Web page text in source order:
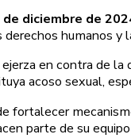
de diciembre de
humanos y
en contra de
acoso sexual,
fortalecer
parte de su